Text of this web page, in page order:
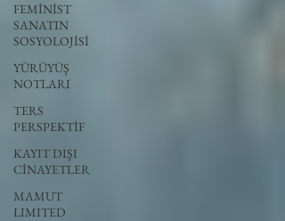
FEMİNİST
SANATIN
SOSYOLOJİSİ
YÜRÜYÜŞ
NOTLARI
TERS
PERSPEKTİF
KAYIT DIŞI
CİNAYETLER
MAMUT
LIMITED